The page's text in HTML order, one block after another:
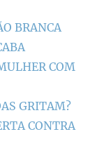
BRANCA
COM
GRITAM?
CONTRA